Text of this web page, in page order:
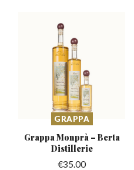
GRAPPA
Grappa Monprà – Berta
Distillerie
€35.00